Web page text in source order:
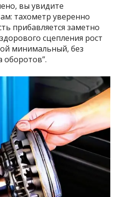
вы увидите
тахометр уверенно
прибавляется заметно
сцепления рост
минимальный, без
оборотов”.